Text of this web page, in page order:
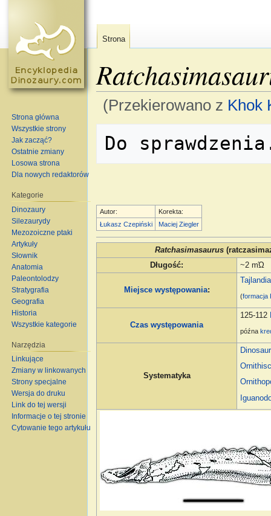
(Przekierowano z Khok
Autor:
Korekta:
Łukasz Czepiński
Maciej Ziegler
Ratchasimasaurus
Długość: ~2 mΏ
Miejsce występowania:
Tajlandia
(formacja
Czas występowania
125-112
późna
Systematyka
Strona
Strona główna
Wszystkie strony
Jak zacząć?
Ostatnie zmiany
Losowa strona
Dla nowych redaktorów
Kategorie
Dinozaury
Silezaurydy
Mezozoiczne ptaki
Artykuły
Słownik
Anatomia
Paleontolodzy
Stratygrafia
Geografia
Historia
Wszystkie kategorie
Narzędzia
Linkujące
Zmiany w linkowanych
Strony specjalne
Wersja do druku
Link do tej wersji
Informacje o tej stronie
Cytowanie tego artykułu